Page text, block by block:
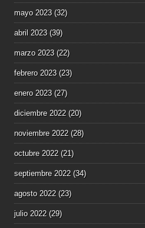
mayo 2023(32)
abril 2023(39)
marzo 2023(22)
febrero 2023(23)
enero 2023(27)
diciembre 2022 (20)
noviembre 2022 (28)
octubre 2022 (21)
septiembre 2022 (34)
agosto 2022 (23)
julio 2022 (29)